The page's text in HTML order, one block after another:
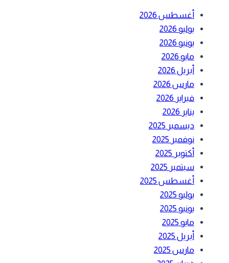
أغسطس 2026
يوليو 2026
يونيو 2026
مايو 2026
أبريل 2026
مارس 2026
فبراير 2026
يناير 2026
ديسمبر 2025
نوفمبر 2025
أكتوبر 2025
سبتمبر 2025
أغسطس 2025
يوليو 2025
يونيو 2025
مايو 2025
أبريل 2025
مارس 2025